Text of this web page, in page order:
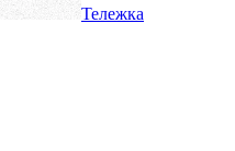
Тележка